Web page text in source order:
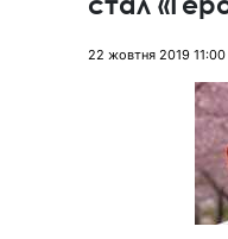
22 жовтня 2019 11:00